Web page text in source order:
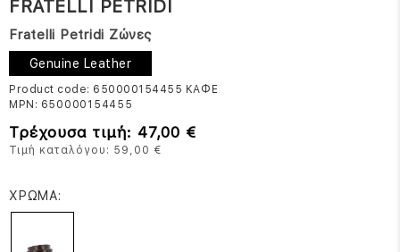
FRATELLI PETRIDI
Fratelli Petridi Ζώνες
Genuine Leather
Product code: 650000154455 ΚΑΦΕ
MPN: 650000154455
Τρέχουσα τιμή: 47,00 €
Τιμή καταλόγου: 59,00 €
ΧΡΩΜΑ: